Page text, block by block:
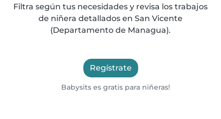
Filtra según tus necesidades y revisa los trabajos
de niñera detallados en San Vicente
(Departamento de Managua).
Regístrate
Babysits es gratis para niñeras!